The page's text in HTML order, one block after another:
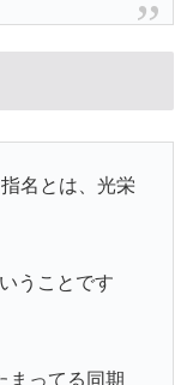
名とは、光栄
うことです
まってる同期